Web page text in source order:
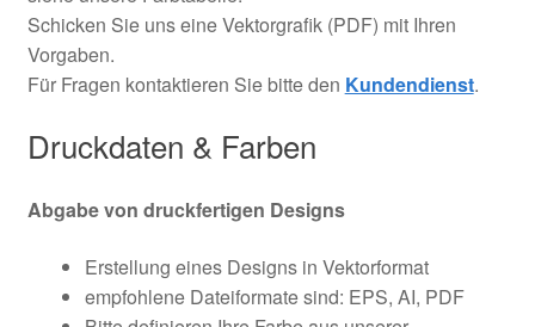
Schicken Sie uns eine Vektorgrafik (PDF) mit Ihren
Vorgaben.
Für Fragen kontaktieren Sie bitte den Kundendienst.
Druckdaten & Farben
Abgabe von druckfertigen Designs
Erstellung eines Designs in Vektorformat
empfohlene Dateiformate sind: EPS, AI, PDF